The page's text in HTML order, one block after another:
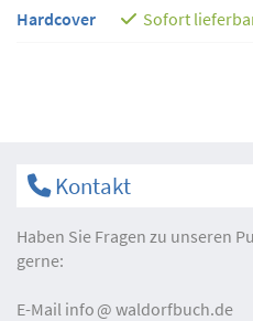
Hardcover Sofort
Kontakt
Haben Sie Fragen zu unseren
gerne:
E-Mail info waldorfbuch.de